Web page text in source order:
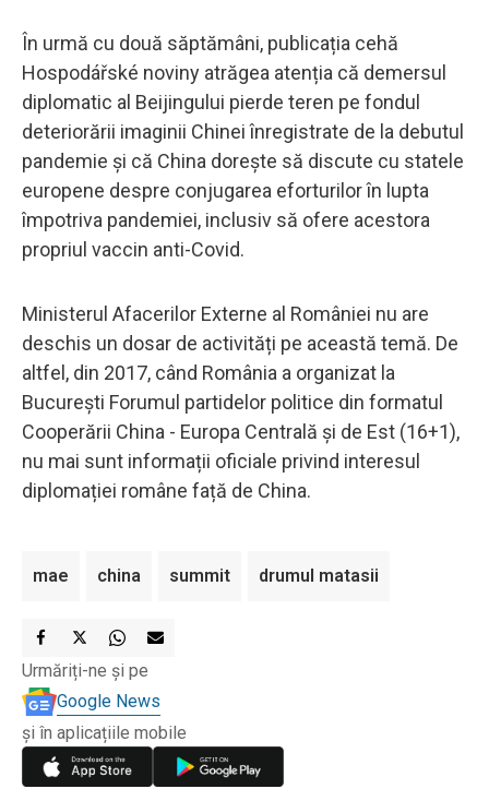
În urmă cu două săptămâni, publicația cehă
Hospodářské noviny atrăgea atenția că demersul
diplomatic al Beijingului pierde teren pe fondul
deteriorării imaginii Chinei înregistrate de la debutul
pandemie și că China dorește să discute cu statele
europene despre conjugarea eforturilor în lupta
împotriva pandemiei, inclusiv să ofere acestora
propriul vaccin anti-Covid.
Ministerul Afacerilor Externe al României nu are
deschis un dosar de activități pe această temă. De
altfel, din 2017, când România a organizat la
București Forumul partidelor politice din formatul
Cooperării China - Europa Centrală şi de Est (16+1),
nu mai sunt informații oficiale privind interesul
diplomației române față de China.
mae china summit drumul matasii
Urmăriți-ne și pe
Google News
și în aplicațiile mobile